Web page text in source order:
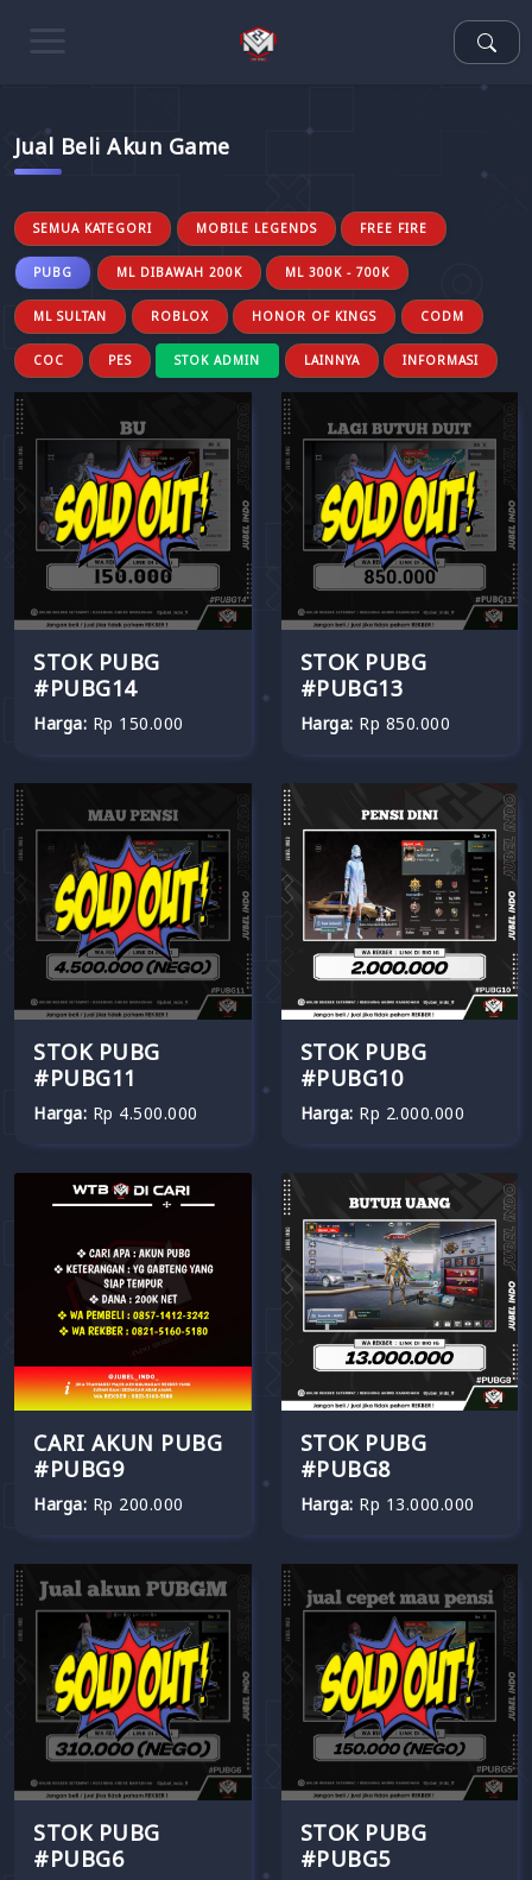
Jual Beli Akun Game
SEMUA KATEGORI MOBILE LEGENDS FREE FIRE
PUBG ML DIBAWAH 200K ML 300K - 700K
ML SULTAN ROBLOX HONOR OF KINGS CODM
COC PES STOK ADMIN LAINNYA INFORMASI
STOK PUBG
#PUBG14
Harga: Rp 150.000
STOK PUBG
#PUBG13
Harga: Rp 850.000
STOK PUBG
#PUBG11
Harga: Rp 4.500.000
STOK PUBG
#PUBG10
Harga: Rp 2.000.000
CARI AKUN PUBG
#PUBG9
Harga: Rp 200.000
STOK PUBG
#PUBG8
Harga: Rp 13.000.000
STOK PUBG
#PUBG6
STOK PUBG
#PUBG5